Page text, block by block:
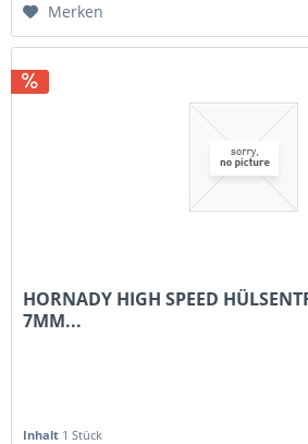
Merken
HORNADY HIGH SPEED
7MM...
Inhalt 1 Stück